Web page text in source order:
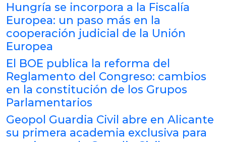
Hungría se incorpora a la Fiscalía
Europea: un paso más en la
cooperación judicial de la Unión
Europea
El BOE publica la reforma del
Reglamento del Congreso: cambios
en la constitución de los Grupos
Parlamentarios
Geopol Guardia Civil abre en Alicante
su primera academia exclusiva para